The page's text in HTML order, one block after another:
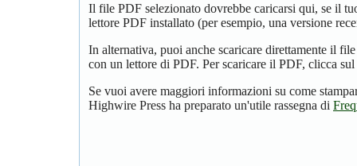
Il file PDF selezionato dovrebbe caricarsi qui, se il
lettore PDF installato (per esempio, una versione
In alternativa, puoi anche scaricare direttamente il
con un lettore di PDF. Per scaricare il PDF, clicca
Se vuoi avere maggiori informazioni su come
Highwire Press ha preparato un'utile rassegna di